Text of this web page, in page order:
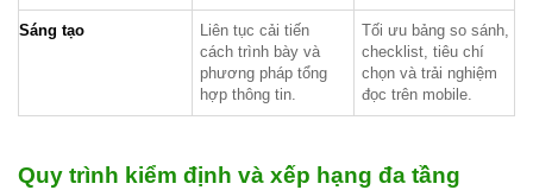
Sáng tạo
Liên tục cải tiến
cách trình bày và
phương pháp tổng
hợp thông tin.
Tối ưu bảng so sánh,
checklist, tiêu chí
chọn và trải nghiệm
đọc trên mobile.
Quy trình kiểm định và xếp hạng đa tầng